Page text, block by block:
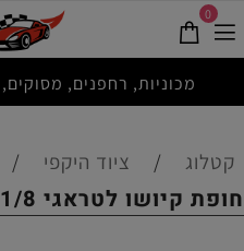
מכוניות, רחפנים,
0
קטלוג / ציוד היקפי /
חופת קיושו לטראגי 1/8 דגם ST-R